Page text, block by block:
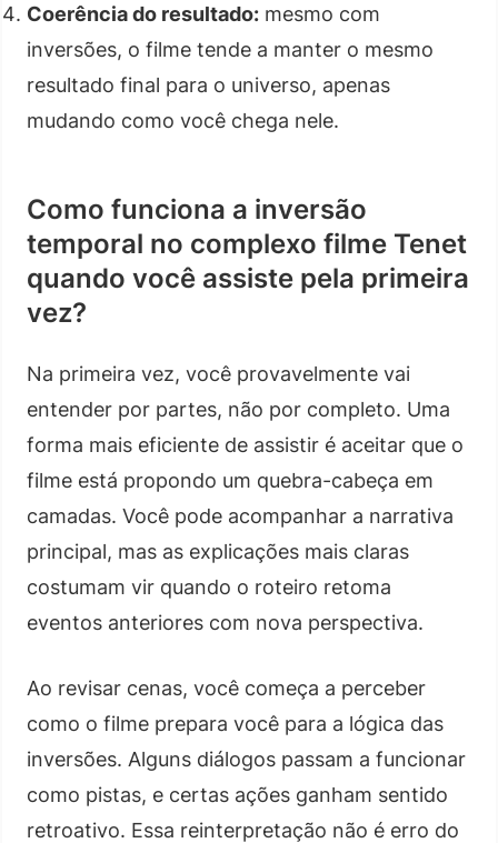
Coerência do resultado: mesmo com
inversões, o filme tende a manter o mesmo
resultado final para o universo, apenas
mudando como você chega nele.
Como funciona a inversão
temporal no complexo filme Tenet
quando você assiste pela primeira
vez?
Na primeira vez, você provavelmente vai
entender por partes, não por completo. Uma
forma mais eficiente de assistir é aceitar que o
filme está propondo um quebra-cabeça em
camadas. Você pode acompanhar a narrativa
principal, mas as explicações mais claras
costumam vir quando o roteiro retoma
eventos anteriores com nova perspectiva.
Ao revisar cenas, você começa a perceber
como o filme prepara você para a lógica das
inversões. Alguns diálogos passam a funcionar
como pistas, e certas ações ganham sentido
retroativo. Essa reinterpretação não é erro do